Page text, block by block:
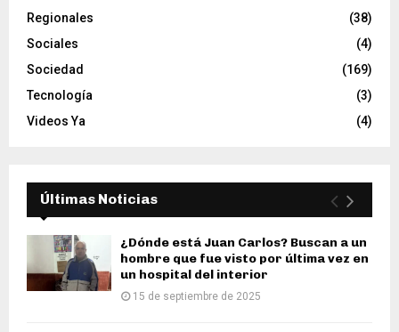
Regionales
(38)
Sociales
(4)
Sociedad
(169)
Tecnología
(3)
Videos Ya
(4)
Últimas Noticias
¿Dónde está Juan Carlos? Buscan a un
hombre que fue visto por última vez en
un hospital del interior
15 de septiembre de 2025